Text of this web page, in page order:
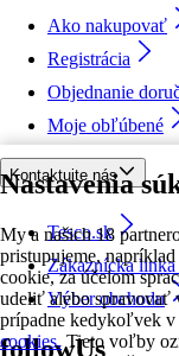
Nastavenia
My a našich 18
pristupujeme,
cookie, za účelom
udeliť alebo spravovať
prípadne kedykoľvek v
cookies. Tieto voľby
Ako nakupovať
Registrácia
Objednanie
Moje obľúbené
Kontaktujte nás
Tesco.sk
Zákaznícka
Výber obchodu
followUs